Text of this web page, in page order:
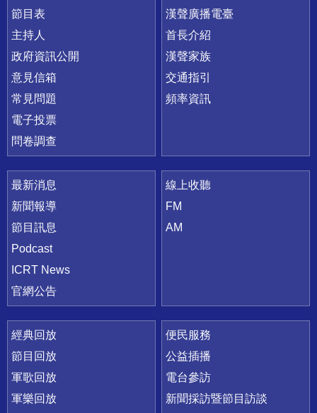
節目表
主持人
政府資訊公開
意見信箱
常見問題
電子投票
問卷調查
漢聲廣播電臺
首長介紹
漢聲家族
交通指引
頻率資訊
最新消息
新聞報導
節目訊息
Podcast
ICRT News
官網公告
線上收聽
FM
AM
經典回放
節目回放
軍歌回放
軍樂回放
便民服務
公益插播
電台參訪
新聞採訪暨節目訪談